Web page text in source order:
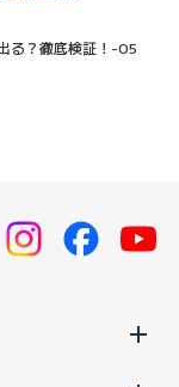
る？徹底検証！-05